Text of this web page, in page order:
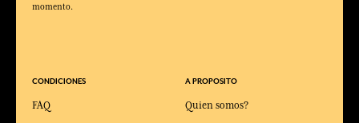
momento.
CONDICIONES
FAQ
A PROPOSITO
Quien somos?